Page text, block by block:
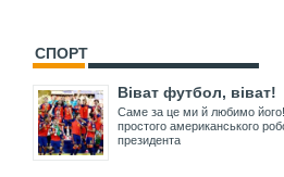
СПОРТ
Віват футбол, віват!
Саме за це ми й любимо його!
простого американського
президента